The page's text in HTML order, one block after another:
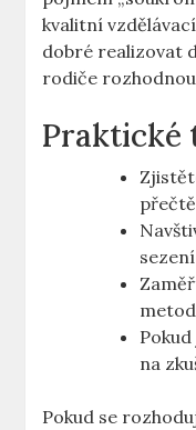
kvalitní
dobré realizovat
rodiče
Praktické
na
Pokud se